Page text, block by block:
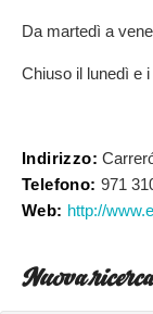
Da martedì a
Chiuso il lunedì e
Indirizzo:
Telefono: 971
Web: http://
Nuova